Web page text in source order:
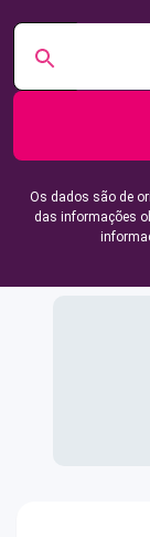
Os dados são de
das informações